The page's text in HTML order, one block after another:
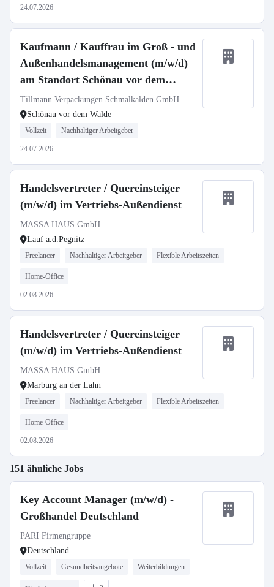
24.07.2026
Kaufmann / Kauffrau im Groß - und
Außenhandelsmanagement (m/w/d)
am Standort Schönau vor dem
Walde
Tillmann Verpackungen Schmalkalden GmbH
Schönau vor dem Walde
Vollzeit Nachhaltiger Arbeitgeber
24.07.2026
Handelsvertreter / Quereinsteiger
(m/w/d) im Vertriebs-Außendienst
MASSA HAUS GmbH
Lauf a.d.Pegnitz
Freelancer Nachhaltiger Arbeitgeber Flexible Arbeitszeiten
Home-Office
02.08.2026
Handelsvertreter / Quereinsteiger
(m/w/d) im Vertriebs-Außendienst
MASSA HAUS GmbH
Marburg an der Lahn
Freelancer Nachhaltiger Arbeitgeber Flexible Arbeitszeiten
Home-Office
02.08.2026
151 ähnliche Jobs
Key Account Manager (m/w/d) -
Großhandel Deutschland
PARI Firmengruppe
Deutschland
Vollzeit Gesundheitsangebote Weiterbildungen